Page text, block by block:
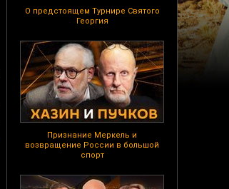
О предстоящем Турнире Святого
Георгия
Признание Меркель и
возвращение России в большой
спорт